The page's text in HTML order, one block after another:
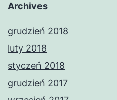
Archives
grudzień 2018
luty 2018
styczeń 2018
grudzień 2017